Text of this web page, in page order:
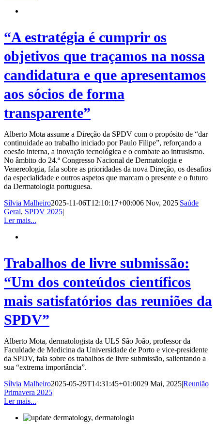
“A estratégia é cumprir os
objetivos que traçamos na nossa
candidatura e que apresentamos
aos sócios de forma
transparente”
Alberto Mota assume a Direção da SPDV com o propósito de “dar
continuidade ao trabalho iniciado por Paulo Filipe”, reforçando a
coesão interna, a inovação tecnológica e o combate ao intrusismo.
No âmbito do 24.º Congresso Nacional de Dermatologia e
Venereologia, fala sobre as prioridades da nova Direção, os desafios
da especialidade e outros aspetos que marcam o presente e o futuro
da Dermatologia portuguesa.
Sílvia Malheiro2025-11-06T12:10:17+00:006 Nov, 2025|Saúde
Geral, SPDV 2025|
Ler mais...
Trabalhos de livre submissão:
“Um dos conteúdos científicos
mais satisfatórios das reuniões da
SPDV”
Alberto Mota, dermatologista da ULS São João, professor da
Faculdade de Medicina da Universidade de Porto e vice-presidente
da SPDV, fala sobre os trabalhos de livre submissão, salientando a
sua “extrema importância”.
Sílvia Malheiro2025-05-29T14:31:45+01:0029 Mai, 2025|Reunião
Primavera 2025|
Ler mais...